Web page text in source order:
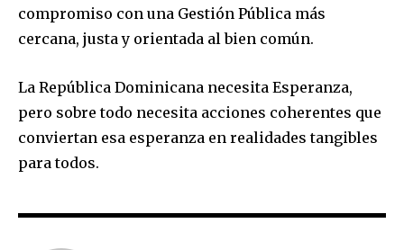
compromiso con una Gestión Pública más
cercana, justa y orientada al bien común.
La República Dominicana necesita Esperanza,
pero sobre todo necesita acciones coherentes que
conviertan esa esperanza en realidades tangibles
para todos.